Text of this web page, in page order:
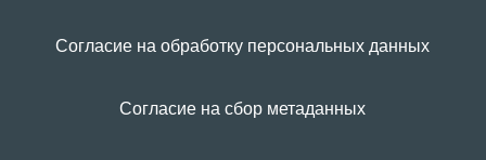
Согласие на обработку персональных данных
Согласие на сбор метаданных